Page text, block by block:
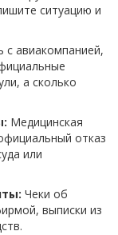
ситуацию и
с авиакомпанией,
а сколько
Медицинская
отказ
или
Чеки об
выписки из